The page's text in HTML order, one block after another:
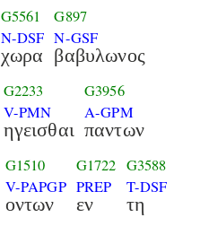
G5561
N-DSF
χωρα
G897
N-GSF
βαβυλωνος
G2233
V-PMN
ηγεισθαι
G3956
A-GPM
παντων
G1510
V-PAPGP
οντων
G1722
PREP
εν
G3588
T-DSF
τη